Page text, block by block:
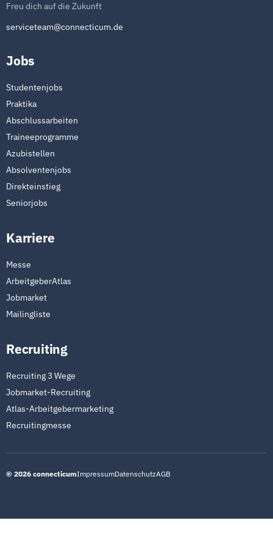
Freu dich auf die Zukunft
serviceteam@connecticum.de
Jobs
Studentenjobs
Praktika
Abschlussarbeiten
Traineeprogramme
Azubistellen
Absolventenjobs
Direkteinstieg
Seniorjobs
Karriere
Messe
ArbeitgeberAtlas
Jobmarket
Mailingliste
Recruiting
Recruiting 3 Wege
Jobmarket-Recruiting
Atlas-Arbeitgebermarketing
Recruitingmesse
© 2026 connecticumImpressumDatenschutzAGB